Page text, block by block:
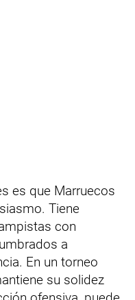
es que Marruecos
Tiene
con
a
En un torneo
su solidez